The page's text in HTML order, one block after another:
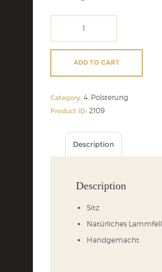
ADD TO CART
Category: 4. Polsterung
Product ID: 2109
Description
Description
Sitz
Natürliches Lammfell
Handgemacht